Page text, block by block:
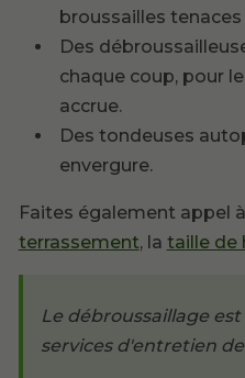
broussailles
Des
chaque coup, pour
accrue.
Des tondeuses
envergure.
Faites également appel
terrassement, la taille de
Le débroussaillage
services d'entretien